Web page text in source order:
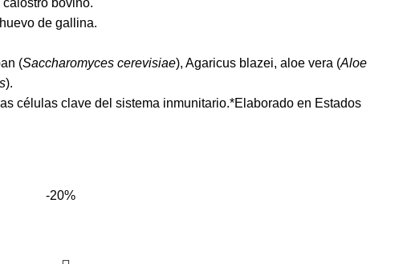
de gallina.
(Saccharomyces cerevisiae), Agaricus blazei, aloe vera (Aloe
).
células clave del sistema inmunitario.*Elaborado en Estados
-20%